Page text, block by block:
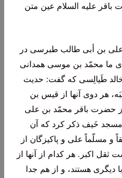
باقر علیه السلام عین متن
بن أبى طالب طبرسى در
ما محمّد بن موسى همدانى
طَیالِسى كه گفت: حدیث
هر دوى آنها از قیس بن
حضرت باقر محمّد بن على
مسجد خَیف ذكر كرد كه آن
مسلّماً على و پاكیزگان از
ثقل اكبر. هر كدام از آنها از
دیگرى هستند، و از هم جدا